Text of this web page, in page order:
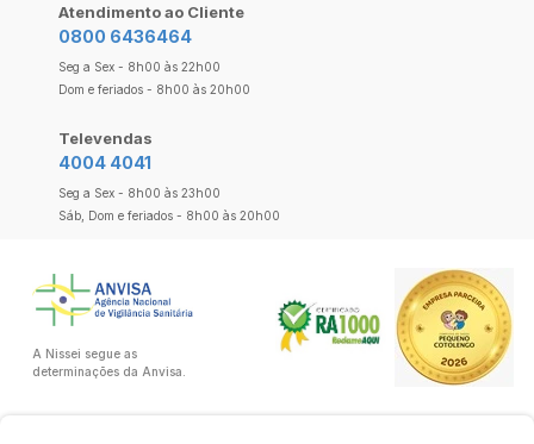
Atendimento ao Cliente
0800 6436464
Seg a Sex - 8h00 às 22h00
Dom e feriados - 8h00 às 20h00
Televendas
4004 4041
Seg a Sex - 8h00 às 23h00
Sáb, Dom e feriados - 8h00 às 20h00
A Nissei segue as
determinações da Anvisa.